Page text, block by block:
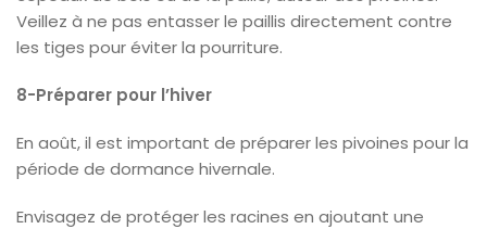
Veillez à ne pas entasser le paillis directement contre
les tiges pour éviter la pourriture.
8-Préparer pour l’hiver
En août, il est important de préparer les pivoines pour la
période de dormance hivernale.
Envisagez de protéger les racines en ajoutant une